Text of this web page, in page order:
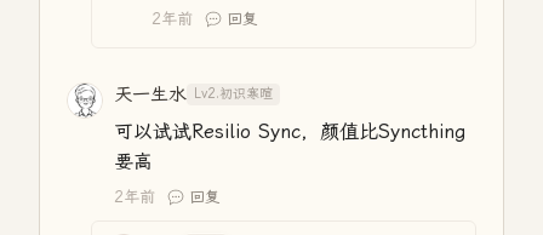
2年前 回复
天一生水 Lv2.初识寒暄
可以试试Resilio Sync，颜值比Syncthing
要高
2年前 回复